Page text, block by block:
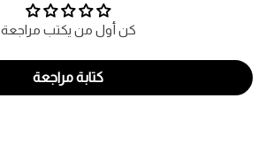
كن أول من يكتب مراجعة
كتابة مراجعة